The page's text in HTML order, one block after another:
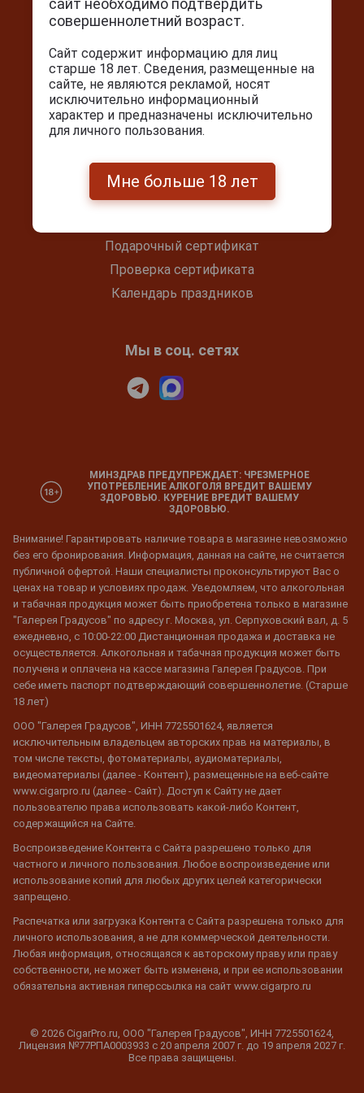
выраженными нотами апельсина и специй.
Гастрономические сочетания: идеально сочетается с
легкими закусками, оливками, твердыми сырами.
Температура сервировки: 6-8 °C.
г. Москва, Серпуховский вал, д. 5
+7(495) 644-59-95
info@cigarpro.ru
Контакты
Покупка и оплата
Подарочный сертификат
Проверка сертификата
Календарь праздников
Мы в соц. сетях
МИНЗДРАВ ПРЕДУПРЕЖДАЕТ: ЧРЕЗМЕРНОЕ
УПОТРЕБЛЕНИЕ АЛКОГОЛЯ ВРЕДИТ ВАШЕМУ
ЗДОРОВЬЮ. КУРЕНИЕ ВРЕДИТ ВАШЕМУ
ЗДОРОВЬЮ.
Внимание! Гарантировать наличие товара в магазине невозможно
без его бронирования. Информация, данная на сайте, не считается
публичной офертой. Наши специалисты проконсультируют Вас о
ценах на товар и условиях продаж. Уведомляем, что алкогольная
и табачная продукция может быть приобретена только в магазине
"Галерея Градусов" по адресу г. Москва, ул. Серпуховский вал, д. 5
ежедневно, с 10:00-22:00 Дистанционная продажа и доставка не
осуществляется. Алкогольная и табачная продукция может быть
получена и оплачена на кассе магазина Галерея Градусов. При
себе иметь паспорт подтверждающий совершеннолетие. (Старше
18 лет)
ООО "Галерея Градусов", ИНН 7725501624, является
исключительным владельцем авторских прав на материалы, в
том числе тексты, фотоматериалы, аудиоматериалы,
видеоматериалы (далее - Контент), размещенные на веб-сайте
www.cigarpro.ru (далее - Сайт). Доступ к Сайту не дает
пользователю права использовать какой-либо Контент,
содержащийся на Сайте.
Воспроизведение Контента с Сайта разрешено только для
частного и личного пользования. Любое воспроизведение или
использование копий для любых других целей категорически
запрещено.
Распечатка или загрузка Контента с Сайта разрешена только для
личного использования, а не для коммерческой деятельности.
Любая информация, относящаяся к авторскому праву или праву
собственности, не может быть изменена, и при ее использовании
обязательна активная гиперссылка на сайт www.cigarpro.ru
© 2026 CigarPro.ru, ООО "Галерея Градусов", ИНН 7725501624,
Лицензия №77РПА0003933 c 20 апреля 2007 г. до 19 апреля 2027 г.
Все права защищены.
совершеннолетний возраст.
Сайт содержит информацию для лиц
старше 18 лет. Сведения, размещенные на
сайте, не являются рекламой, носят
исключительно информационный
характер и предназначены исключительно
для личного пользования.
Мне больше 18 лет